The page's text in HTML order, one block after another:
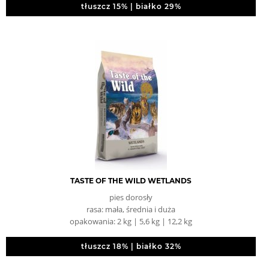
tłuszcz 15% | białko 29%
TASTE OF THE WILD WETLANDS
pies dorosły
rasa: mała, średnia i duża
opakowania: 2 kg | 5,6 kg | 12,2 kg
tłuszcz 18% | białko 32%